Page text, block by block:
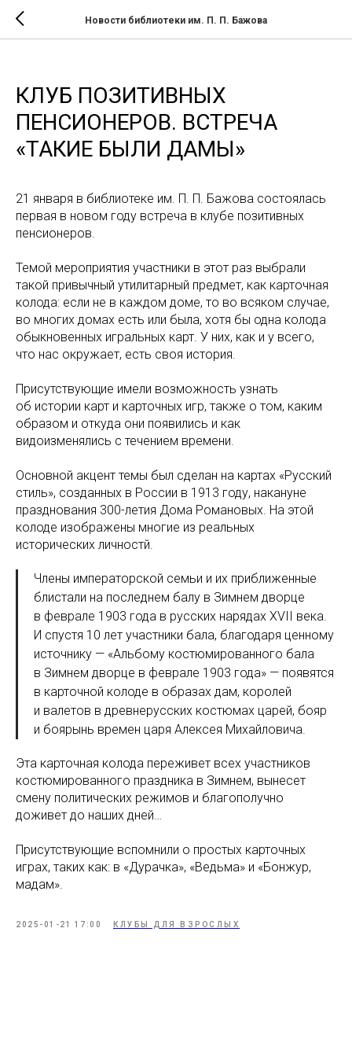
Новости библиотеки им. П. П. Бажова
КЛУБ ПОЗИТИВНЫХ
ПЕНСИОНЕРОВ. ВСТРЕЧА
«ТАКИЕ БЫЛИ ДАМЫ»
21 января в библиотеке им. П. П. Бажова состоялась
первая в новом году встреча в клубе позитивных
пенсионеров.
Темой мероприятия участники в этот раз выбрали
такой привычный утилитарный предмет, как карточная
колода: если не в каждом доме, то во всяком случае,
во многих домах есть или была, хотя бы одна колода
обыкновенных игральных карт. У них, как и у всего,
что нас окружает, есть своя история.
Присутствующие имели возможность узнать
об истории карт и карточных игр, также о том, каким
образом и откуда они появились и как
видоизменялись с течением времени.
Основной акцент темы был сделан на картах «Русский
стиль», созданных в России в 1913 году, накануне
празднования 300-летия Дома Романовых. На этой
колоде изображены многие из реальных
исторических личностй.
Члены императорской семьи и их приближенные
блистали на последнем балу в Зимнем дворце
в феврале 1903 года в русских нарядах XVII века.
И спустя 10 лет участники бала, благодаря ценному
источнику — «Альбому костюмированного бала
в Зимнем дворце в феврале 1903 года» — появятся
в карточной колоде в образах дам, королей
и валетов в древнерусских костюмах царей, бояр
и боярынь времен царя Алексея Михайловича.
Эта карточная колода переживет всех участников
костюмированного праздника в Зимнем, вынесет
смену политических режимов и благополучно
доживет до наших дней…
Присутствующие вспомнили о простых карточных
играх, таких как: в «Дурачка», «Ведьма» и «Бонжур,
мадам».
2025-01-21 17:00 КЛУБЫ ДЛЯ ВЗРОСЛЫХ